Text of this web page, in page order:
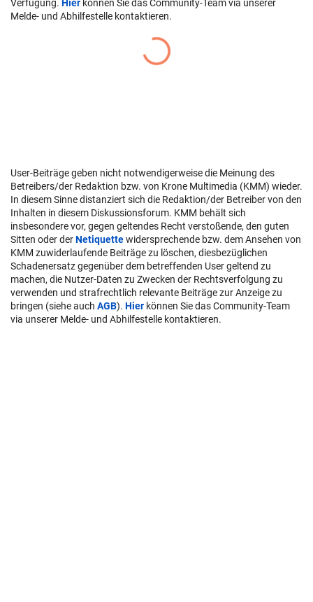
Verfügung. Hier können Sie das Community-Team via unserer
Melde- und Abhilfestelle kontaktieren.
User-Beiträge geben nicht notwendigerweise die Meinung des
Betreibers/der Redaktion bzw. von Krone Multimedia (KMM) wieder.
In diesem Sinne distanziert sich die Redaktion/der Betreiber von den
Inhalten in diesem Diskussionsforum. KMM behält sich
insbesondere vor, gegen geltendes Recht verstoßende, den guten
Sitten oder derNetiquettewidersprechende bzw. dem Ansehen von
KMM zuwiderlaufende Beiträge zu löschen, diesbezüglichen
Schadenersatz gegenüber dem betreffenden User geltend zu
machen, die Nutzer-Daten zu Zwecken der Rechtsverfolgung zu
verwenden und strafrechtlich relevante Beiträge zur Anzeige zu
bringen (siehe auch AGB). Hier können Sie das Community-Team
via unserer Melde- und Abhilfestelle kontaktieren.